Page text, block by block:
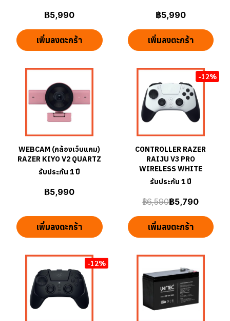
฿5,990
เพิ่มลงตะกร้า
฿5,990
เพิ่มลงตะกร้า
WEBCAM (กล้องเว็บแคม)
RAZER KIYO V2 QUARTZ
รับประกัน 1 ปี
฿5,990
เพิ่มลงตะกร้า
-12%
CONTROLLER RAZER
RAIJU V3 PRO
WIRELESS WHITE
รับประกัน 1 ปี
฿6,590฿5,790
เพิ่มลงตะกร้า
-12%